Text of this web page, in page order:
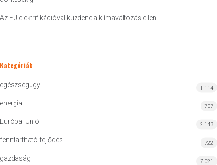
Az EU elektrifikációval küzdene a klímaváltozás ellen
Kategóriák
egészségügy 1 114
energia 707
Európai Unió 2 143
fenntartható fejlődés 722
gazdaság 7 021